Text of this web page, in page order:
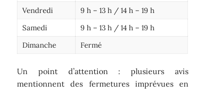
Vendredi
9 h – 13 h / 14 h – 19 h
Samedi
9 h – 13 h / 14 h – 19 h
Dimanche
Fermé
Un point d’attention : plusieurs avis
mentionnent des fermetures imprévues en